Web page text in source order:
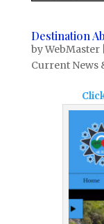
Destination
byWebMaster|
Current News